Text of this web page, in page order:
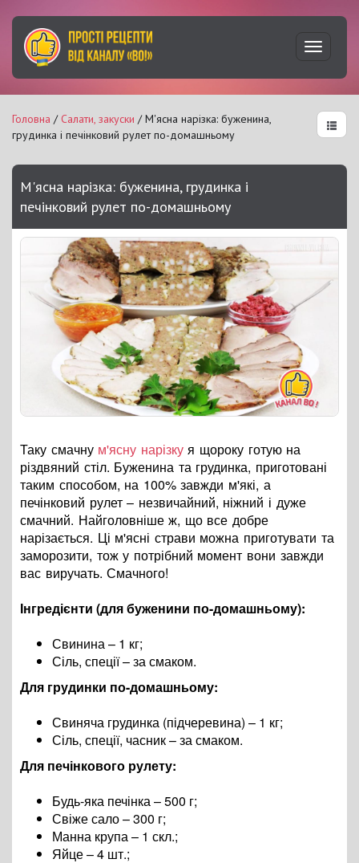
Головна / Салати, закуски / М'ясна нарізка: буженина,
грудинка і печінковий рулет по-домашньому
М'ясна нарізка: буженина, грудинка і
печінковий рулет по-домашньому
Таку смачну м'ясну нарізкуя щороку готую на
різдвяний стіл. Буженина та грудинка, приготовані
таким способом, на 100% завжди м'які, а
печінковий рулет – незвичайний, ніжний і дуже
смачний. Найголовніше ж, що все добре
нарізається. Ці м'ясні страви можна приготувати та
заморозити, тож у потрібний момент вони завжди
вас виручать. Смачного!
Інгредієнти (для буженини по-домашньому):
Свинина – 1 кг;
Сіль, спеції – за смаком.
Для грудинки по-домашньому:
Свиняча грудинка (підчеревина) – 1 кг;
Сіль, спеції, часник – за смаком.
Для печінкового рулету:
Будь-яка печінка – 500 г;
Свіже сало – 300 г;
Манна крупа – 1 скл.;
Яйце – 4 шт.;